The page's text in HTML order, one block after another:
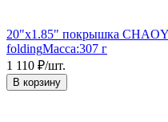
20"x1.85" покрышка
foldingМасса:307 г
1 110 ₽/шт.
В корзину